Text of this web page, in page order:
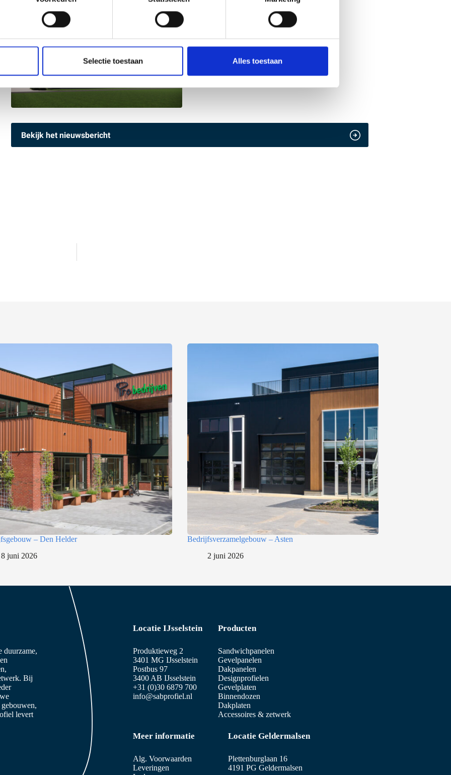
Selectie toestaan Alles toestaan
Bekijk het nieuwsbericht
– Den Helder
8 juni 2026
Bedrijfsverzamelgebouw – Asten
2 juni 2026
duurzame,
Bij
levert
Locatie IJsselstein
Produktieweg 2
3401 MG IJsselstein
Postbus 97
3400 AB IJsselstein
+31 (0)30 6879 700
info@sabprofiel.nl
Producten
Sandwichpanelen
Gevelpanelen
Dakpanelen
Designprofielen
Gevelplaten
Binnendozen
Dakplaten
Accessoires & zetwerk
Meer informatie
Alg. Voorwaarden
Leveringen
Locatie Geldermalsen
Plettenburglaan 16
4191 PG Geldermalsen